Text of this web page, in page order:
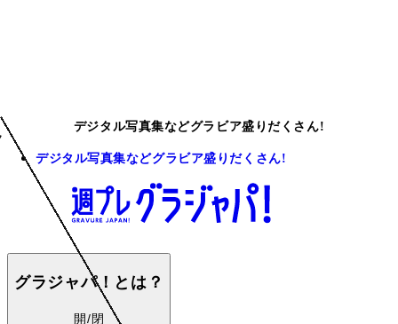
デジタル写真集などグラビア盛りだくさん!
デジタル写真集などグラビア盛りだくさん!
グラジャパ！とは？
開/閉